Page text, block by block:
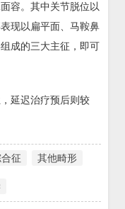
容。其中关节脱位以
现以扁平面、马鞍鼻
成的三大主征，即可
延迟治疗预后则较
征 其他畸形